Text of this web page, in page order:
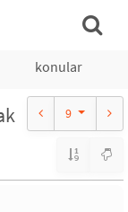
konular
9